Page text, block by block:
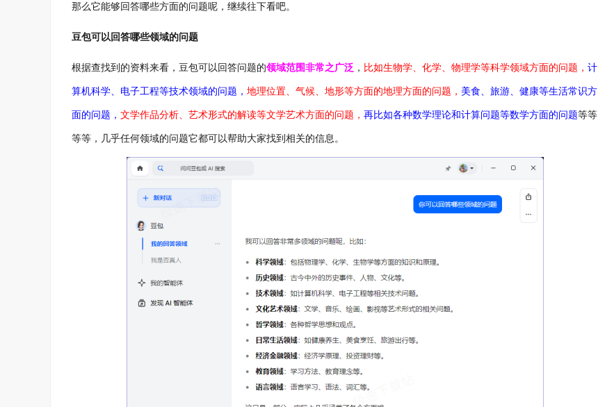
那么它能够回答哪些方面的问题呢，继续往下看吧。
豆包可以回答哪些领域的问题
根据查找到的资料来看，豆包可以回答问题的领域范围非常之广泛 ， 比如生物学、化学、物理学等科学领域方面的问题， 计
算机科学、电子工程等技术领域的问题， 地理位置、气候、地形等方面的地理方面的问题， 美食、旅游、健康等生活常识方
面的问题， 文学作品分析、艺术形式的解读等文学艺术方面的问题， 再比如各种数学理论和计算问题等数学方面的问题等等
等等，几乎任何领域的问题它都可以帮助大家找到相关的信息。